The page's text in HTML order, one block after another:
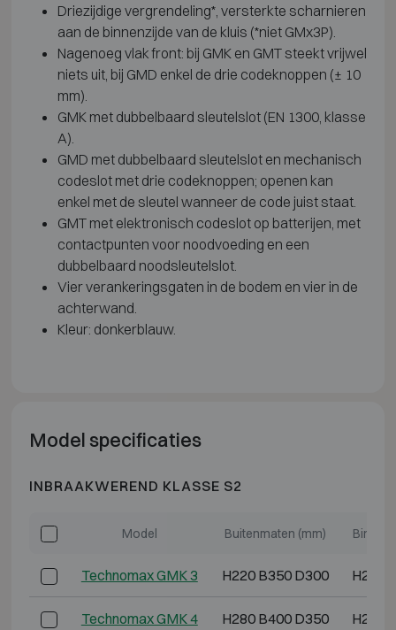
Driezijdige vergrendeling*, versterkte scharnieren
aan de binnenzijde van de kluis (*niet GMx3P).
Nagenoeg vlak front: bij GMK en GMT steekt vrijwel
niets uit, bij GMD enkel de drie codeknoppen (± 10
mm).
GMK met dubbelbaard sleutelslot (EN 1300, klasse
A).
GMD met dubbelbaard sleutelslot en mechanisch
codeslot met drie codeknoppen; openen kan
enkel met de sleutel wanneer de code juist staat.
GMT met elektronisch codeslot op batterijen, met
contactpunten voor noodvoeding en een
dubbelbaard noodsleutelslot.
Vier verankeringsgaten in de bodem en vier in de
achterwand.
Kleur: donkerblauw.
Model specificaties
INBRAAKWEREND KLASSE S2
Model Buitenmaten (mm)
Technomax GMK 3 H220 B350 D300 H200
Technomax GMK 4 H280 B400 D350 H260